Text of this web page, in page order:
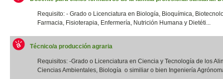
Requisito: - Grado o Licenciatura en Biología, Bioquímica,
Farmacia, Fisioterapia, Enfermería, Nutrición Humana y Dietéti...
Técnico/a producción agraria
Requisitos: -Grado o Licenciatura en Ciencia y Tecnología de los
Ciencias Ambientales, Biología o similiar o bien Ingeniería